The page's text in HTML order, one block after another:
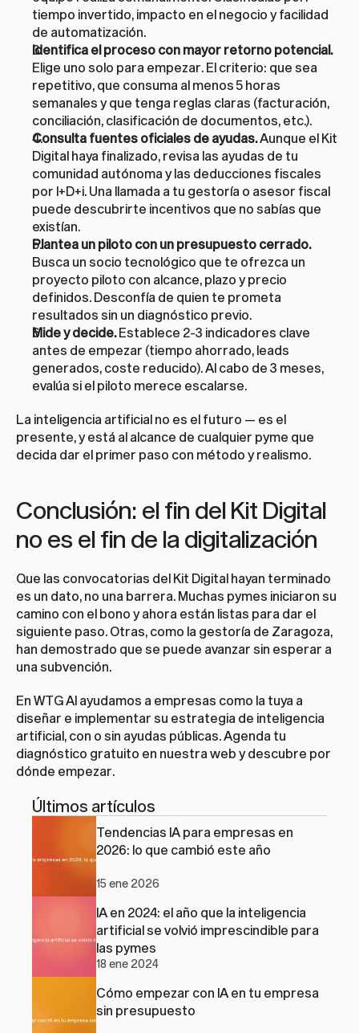
tiempo invertido, impacto en el negocio y facilidad
de automatización.
Identifica el proceso con mayor retorno potencial.
Elige uno solo para empezar. El criterio: que sea
repetitivo, que consuma al menos 5 horas
semanales y que tenga reglas claras (facturación,
conciliación, clasificación de documentos, etc.).
Consulta fuentes oficiales de ayudas. Aunque el Kit
Digital haya finalizado, revisa las ayudas de tu
comunidad autónoma y las deducciones fiscales
por I+D+i. Una llamada a tu gestoría o asesor fiscal
puede descubrirte incentivos que no sabías que
existían.
Plantea un piloto con un presupuesto cerrado.
Busca un socio tecnológico que te ofrezca un
proyecto piloto con alcance, plazo y precio
definidos. Desconfía de quien te prometa
resultados sin un diagnóstico previo.
Mide y decide. Establece 2-3 indicadores clave
antes de empezar (tiempo ahorrado, leads
generados, coste reducido). Al cabo de 3 meses,
evalúa si el piloto merece escalarse.
La inteligencia artificial no es el futuro — es el
presente, y está al alcance de cualquier pyme que
decida dar el primer paso con método y realismo.
Conclusión: el fin del Kit Digital
no es el fin de la digitalización
Que las convocatorias del Kit Digital hayan terminado
es un dato, no una barrera. Muchas pymes iniciaron su
camino con el bono y ahora están listas para dar el
siguiente paso. Otras, como la gestoría de Zaragoza,
han demostrado que se puede avanzar sin esperar a
una subvención.
En WTG AI ayudamos a empresas como la tuya a
diseñar e implementar su estrategia de inteligencia
artificial, con o sin ayudas públicas. Agenda tu
diagnóstico gratuito en nuestra web y descubre por
dónde empezar.
Últimos artículos
Tendencias IA para empresas en
2026: lo que cambió este año
15 ene 2026
IA en 2024: el año que la inteligencia
artificial se volvió imprescindible para
las pymes
18 ene 2024
Cómo empezar con IA en tu empresa
sin presupuesto